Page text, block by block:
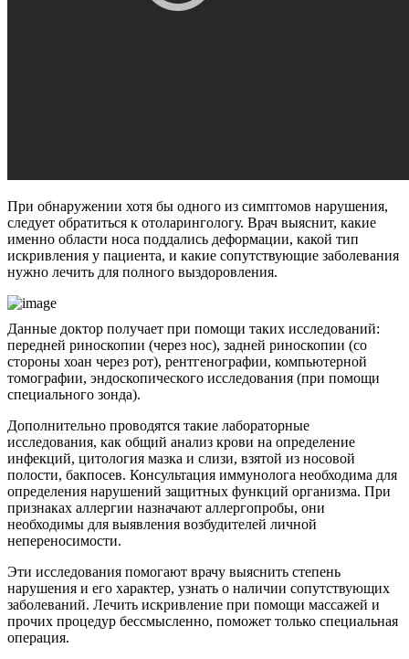
При обнаружении хотя бы одного из симптомов нарушения,
следует обратиться к отоларингологу. Врач выяснит, какие
именно области носа поддались деформации, какой тип
искривления у пациента, и какие сопутствующие заболевания
нужно лечить для полного выздоровления.
Данные доктор получает при помощи таких исследований:
передней риноскопии (через нос), задней риноскопии (со
стороны хоан через рот), рентгенографии, компьютерной
томографии, эндоскопического исследования (при помощи
специального зонда).
Дополнительно проводятся такие лабораторные
исследования, как общий анализ крови на определение
инфекций, цитология мазка и слизи, взятой из носовой
полости, бакпосев. Консультация иммунолога необходима для
определения нарушений защитных функций организма. При
признаках аллергии назначают аллергопробы, они
необходимы для выявления возбудителей личной
непереносимости.
Эти исследования помогают врачу выяснить степень
нарушения и его характер, узнать о наличии сопутствующих
заболеваний. Лечить искривление при помощи массажей и
прочих процедур бессмысленно, поможет только специальная
операция.